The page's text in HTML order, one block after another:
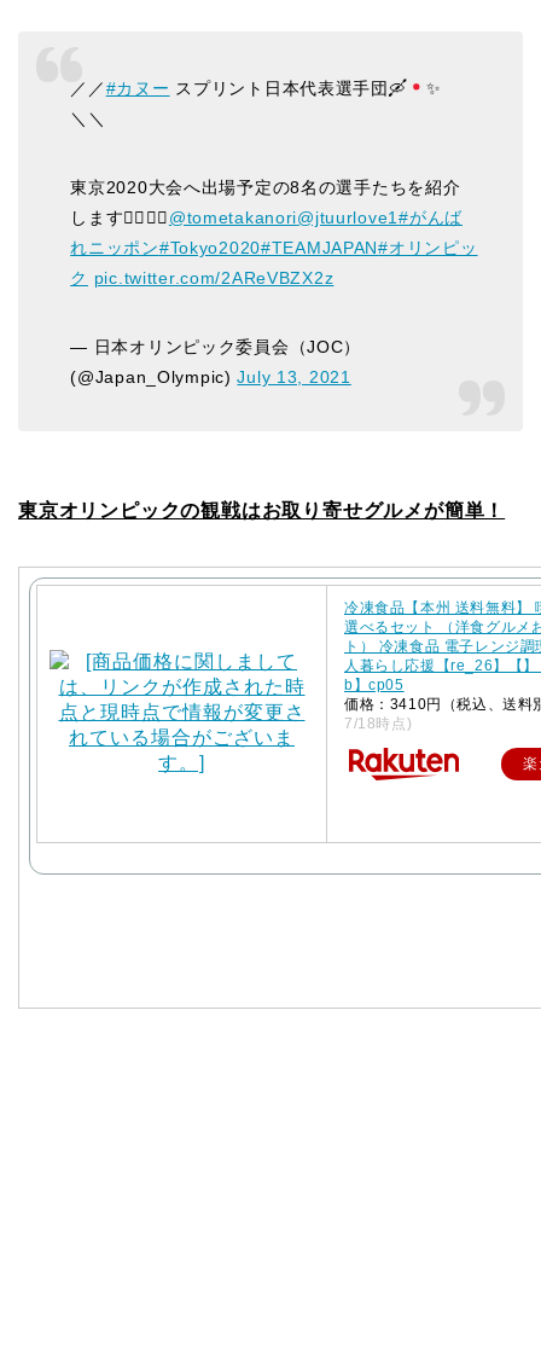
／／#カヌー スプリント日本代表選手団🛶
✨
＼＼
東京2020大会へ出場予定の8名の選手たちを紹介
します💁‍♂️💁‍♀️@tometakanori@jtuurlove1#がんば
れニッポン#Tokyo2020#TEAMJAPAN#オリンピッ
ク pic.twitter.com/2AReVBZX2z
— 日本オリンピック委員会（JOC）
(@Japan_Olympic)July 13, 2021
東京オリンピックの観戦はお取り寄せグルメが簡単！
冷凍食品【本州 送料無料】
選べるセット （洋食グルメ
ト） 冷凍食品 電子レンジ調
人暮らし応援【re_26】【
b】cp05
価格：3410円（税込、送料
7/18時点)